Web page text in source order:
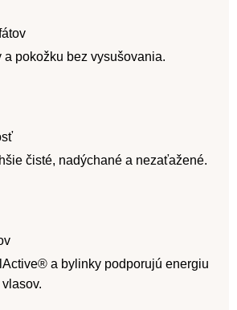
a pokožku bez vysušovania.
čisté, nadýchané a nezaťažené.
a bylinky podporujú energiu